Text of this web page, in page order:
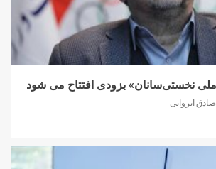
ملی نخستی‌سانان» بزودی افتتاح می شود
صادق ایروانی